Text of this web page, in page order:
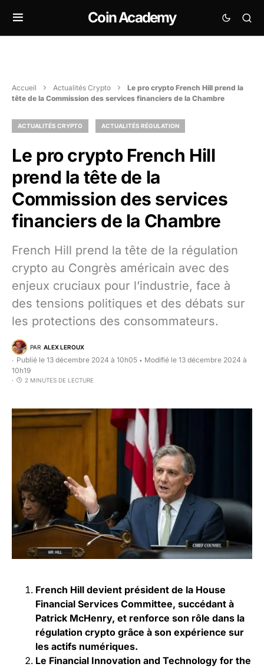
Coin Academy
Accueil Actualités Crypto
Le pro crypto French Hill prend la
tête de la Commission des services financiers de la Chambre
ACTUALITÉS CRYPTO ACTUALITÉS RÉGULATION
Le pro crypto French Hill
prend la tête de la
Commission des services
financiers de la Chambre
French Hill prend la tête de la régulation
crypto au Congrès américain avec des
enjeux cruciaux pour l’industrie, face à
des tensions politiques et des débats sur
les protections des consommateurs.
PAR ALEX LEROUX
Publié le 13 décembre 2024 à 10h05 • Modifié le 13 décembre 2024 à
10h19
2 MINUTES DE LECTURE
French Hill devient président de la House
Financial Services Committee, succédant à
Patrick McHenry, et renforce son rôle dans la
régulation crypto grâce à son expérience sur
les actifs numériques.
Le Financial Innovation and Technology for the